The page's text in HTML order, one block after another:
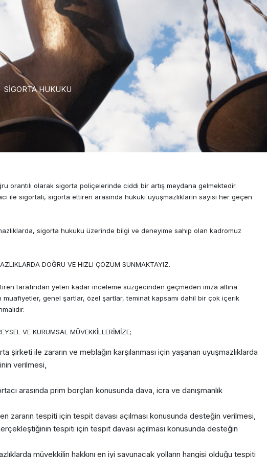
SİGORTA HUKUKU
orantılı olarak sigorta poliçelerinde ciddi bir artış meydana gelmektedir.
ile sigortalı, sigorta ettiren arasında hukuki uyuşmazlıkların sayısı her geçen
sigorta hukuku üzerinde bilgi ve deneyime sahip olan kadromuz
DOĞRU VE HIZLI ÇÖZÜM SUNMAKTAYIZ.
tarafından yeteri kadar inceleme süzgecinden geçmeden imza altına
muafiyetler, genel şartlar, özel şartlar, teminat kapsamı dahil bir çok içerik
VE KURUMSAL MÜVEKKİLLERİMİZE;
şirketi ile zararın ve meblağın karşılanması için yaşanan uyuşmazlıklarda
verilmesi,
arasında prim borçları konusunda dava, icra ve danışmanlık
zararın tespiti için tespit davası açılması konusunda desteğin verilmesi,
tespiti için tespit davası açılması konusunda desteğin
müvekkilin hakkını en iyi savunacak yolların hangisi olduğu tespiti